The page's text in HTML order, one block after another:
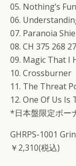
05. Nothing’s
06.
07. Paranoia
08. CH 375 268
09. Magic That I
10. Crossburner
11. The Threat
12. One Of Us Is
*日本盤限定ボー
GHRPS-1001
￥2,310(税込)